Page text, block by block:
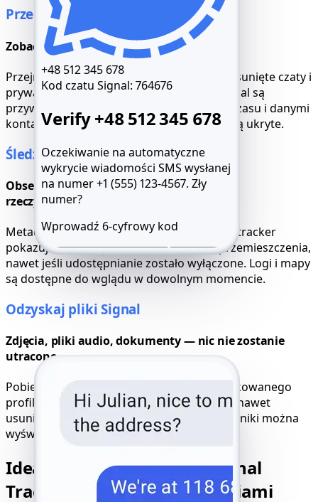
+48 512 345 678
Kod czatu Signal: 764676
Verify +48 512 345 678
Oczekiwanie na automatyczne
wykrycie wiadomości SMS wysłanej
na numer +1 (555) 123-4567. Zły
numer?
Wprowadź 6-cyfrowy kod
Wyślij ponownie SMS 59:49 Zadzwoń
Przeczytaj czaty Signal
Zobacz wszystko, nawet tajne wątki
Przejrzyj całą historię wiadomości, w tym usunięte czaty i
prywatne grupy. Znikające wiadomości Signal są
przywracane wraz z pełnymi znacznikami czasu i danymi
kontaktowymi. Nic nie pozostaje przed Tobą ukryte.
Śledzenie Signal na żywo
Obserwuj aktualizacje lokalizacji w czasie
rzeczywistym
Metadane w tle Signal obejmują GPS. Nasz tracker
pokazuje aktualną lokalizację i przeszłe przemieszczenia,
nawet jeśli udostępnianie zostało wyłączone. Logi i mapy
są dostępne do wglądu w dowolnym momencie.
Odzyskaj pliki Signal
Zdjęcia, pliki audio, dokumenty — nic nie zostanie
utracone
Pobierz wszystkie udostępnione pliki z zhakowanego
profilu Signal. Media pozostają dostępne – nawet
usunięte notatki głosowe, zdjęcia lub załączniki można
wyświetlić i zapisać w razie potrzeby.
Idealna kompatybilność Signal
Tracker z różnymi urządzeniami